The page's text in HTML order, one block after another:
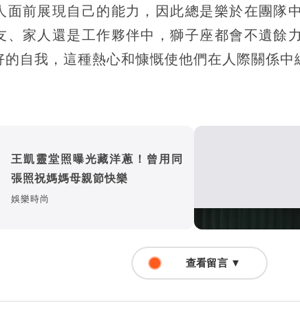
面前展現自己的能力，因此總是樂於在團隊
、家人還是工作夥伴中，獅子座都會不遺餘
自我，這種熱心和慷慨使他們在人際關係中
王凱靈堂照曝光藏洋蔥！曾用同
張照祝媽媽母親節快樂
娛樂時尚
查看留言 ▼